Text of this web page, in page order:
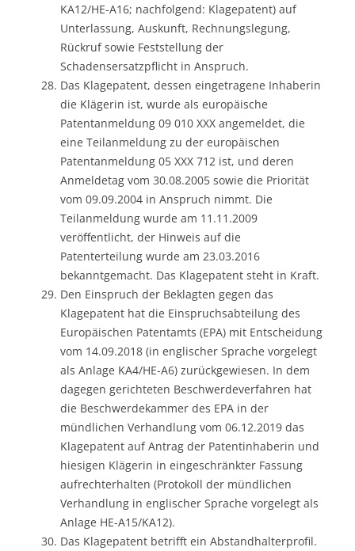
KA12/HE-A16; nachfolgend: Klagepatent) auf
Unterlassung, Auskunft, Rechnungslegung,
Rückruf sowie Feststellung der
Schadensersatzpflicht in Anspruch.
Das Klagepatent, dessen eingetragene Inhaberin
die Klägerin ist, wurde als europäische
Patentanmeldung 09 010 XXX angemeldet, die
eine Teilanmeldung zu der europäischen
Patentanmeldung 05 XXX 712 ist, und deren
Anmeldetag vom 30.08.2005 sowie die Priorität
vom 09.09.2004 in Anspruch nimmt. Die
Teilanmeldung wurde am 11.11.2009
veröffentlicht, der Hinweis auf die
Patenterteilung wurde am 23.03.2016
bekanntgemacht. Das Klagepatent steht in Kraft.
Den Einspruch der Beklagten gegen das
Klagepatent hat die Einspruchsabteilung des
Europäischen Patentamts (EPA) mit Entscheidung
vom 14.09.2018 (in englischer Sprache vorgelegt
als Anlage KA4/HE-A6) zurückgewiesen. In dem
dagegen gerichteten Beschwerdeverfahren hat
die Beschwerdekammer des EPA in der
mündlichen Verhandlung vom 06.12.2019 das
Klagepatent auf Antrag der Patentinhaberin und
hiesigen Klägerin in eingeschränkter Fassung
aufrechterhalten (Protokoll der mündlichen
Verhandlung in englischer Sprache vorgelegt als
Anlage HE-A15/KA12).
Das Klagepatent betrifft ein Abstandhalterprofil.